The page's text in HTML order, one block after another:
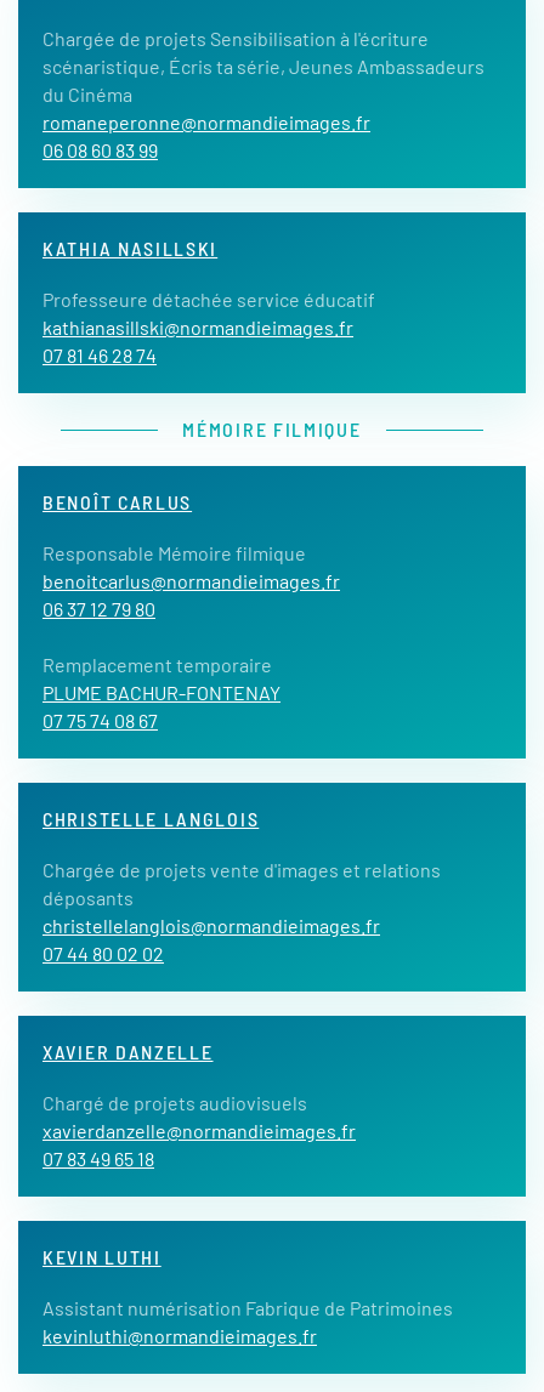
Chargée de projets Sensibilisation à l'écriture
scénaristique, Écris ta série, Jeunes Ambassadeurs
du Cinéma
romaneperonne@normandieimages.fr
06 08 60 83 99
KATHIA NASILLSKI
Professeure détachée service éducatif
kathianasillski@normandieimages.fr
07 81 46 28 74
MÉMOIRE FILMIQUE
BENOÎT CARLUS
Responsable Mémoire filmique
benoitcarlus@normandieimages.fr
06 37 12 79 80
Remplacement temporaire
PLUME BACHUR-FONTENAY
07 75 74 08 67
CHRISTELLE LANGLOIS
Chargée de projets vente d'images et relations
déposants
christellelanglois@normandieimages.fr
07 44 80 02 02
XAVIER DANZELLE
Chargé de projets audiovisuels
xavierdanzelle@normandieimages.fr
07 83 49 65 18
KEVIN LUTHI
Assistant numérisation Fabrique de Patrimoines
kevinluthi@normandieimages.fr